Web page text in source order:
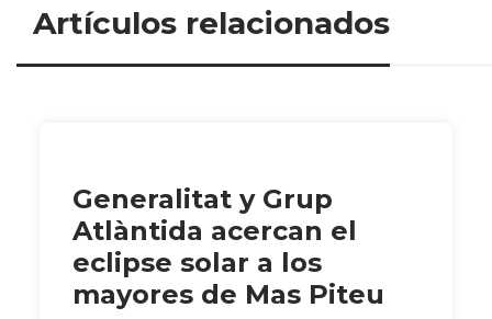
Artículos relacionados
Generalitat y Grup
Atlàntida acercan el
eclipse solar a los
mayores de Mas Piteu